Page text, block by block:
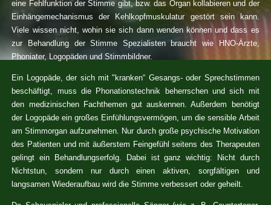
eine Fehlfunktion der Stimme gibt, bzw. das Organ kollabieren und der
Einhängemechanismus der Kehlkopfmuskulatur gestört sein kann.
Viele wissen nicht, wohin sie sich dann wenden können und dass es
zur Behandlung der Stimme Spezialisten braucht wie HNO-Ärzte,
Phoniater, Logopäden und Stimmbildner.
Ein Logopäde, der sich mit "kranken“ Gesangs- oder Sprechstimmen
beschäftigt, muss die Phonationstechnik beherrschen und sich mit
den medizinischen Fachthemen gut auskennen. Außerdem benötigt
der Logopäde ein großes Einfühlungsvermögen, um die sensible Arbeit
am Stimmorgan aufzunehmen. Nur durch große psychische Motivation
des Patienten und mit äußerstem Feingefühl seitens des Therapeuten
gelingt ein Behandlungserfolg. Dabei ist ganz wichtig: Nicht durch
Nichtstun, sondern nur durch einen aktiven, sorgfältigen und
langsamen Wiederaufbau wird die Stimme verbessert oder geheilt.